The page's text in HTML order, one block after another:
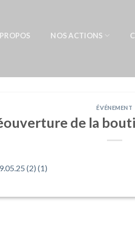
NOS ACTIONS
ÉVÉNEMENT
de la
(2) (1)